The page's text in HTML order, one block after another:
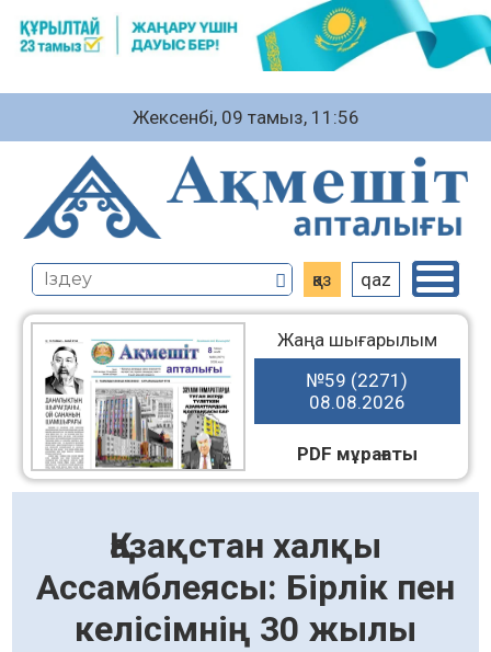
Жексенбі, 09 тамыз, 11:56
қаз qaz
Жаңа шығарылым
№59 (2271)
08.08.2026
PDF мұрағаты
Қазақстан халқы
Ассамблеясы: Бірлік пен
келісімнің 30 жылы